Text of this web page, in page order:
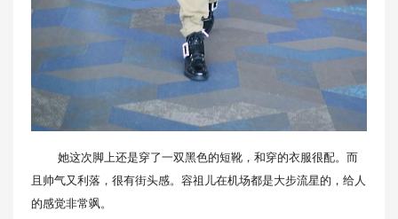
她这次脚上还是穿了一双黑色的短靴，和穿的衣服很配。而
且帅气又利落，很有街头感。容祖儿在机场都是大步流星的，给人
的感觉非常飒。